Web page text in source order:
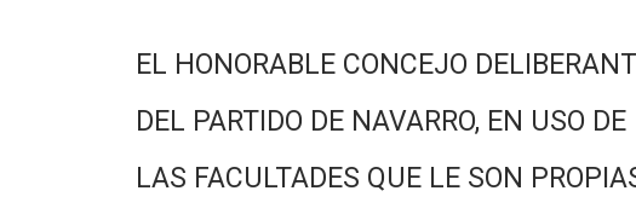
EL HONORABLE CONCEJO
DEL PARTIDO DE NAVARRO, EN USO DE
LAS FACULTADES QUE LE SON